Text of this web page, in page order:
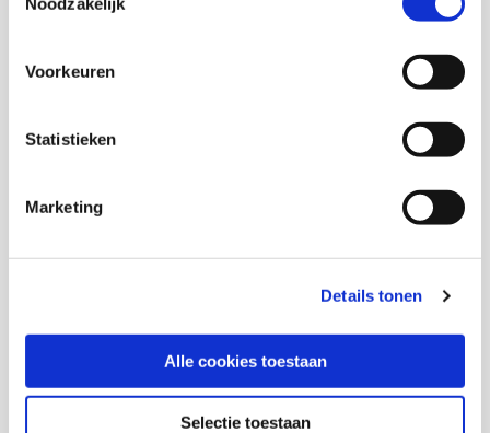
Voorkeuren
Statistieken
Marketing
Details tonen
Alle cookies toestaan
Selectie toestaan
Gezondheid en zorg
Download deze publicatie